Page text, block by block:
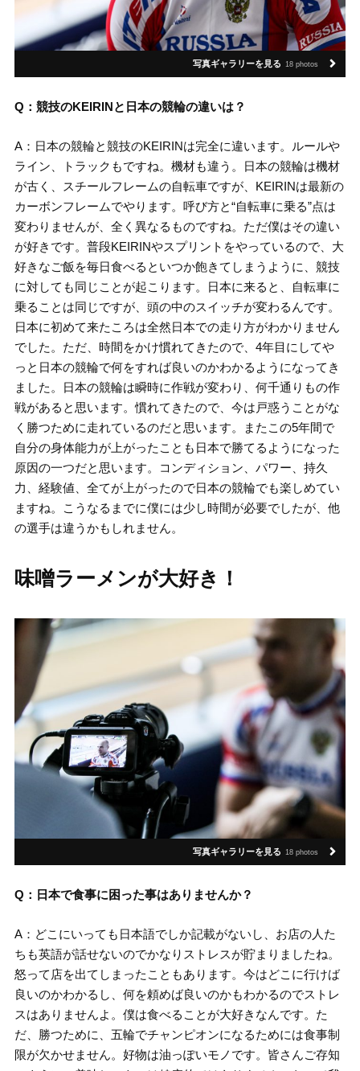
写真ギャラリーを見る 18 photos
Q：競技のKEIRINと日本の競輪の違いは？
A：日本の競輪と競技のKEIRINは完全に違います。ルールや
ライン、トラックもですね。機材も違う。日本の競輪は機材
が古く、スチールフレームの自転車ですが、KEIRINは最新の
カーボンフレームでやります。呼び方と“自転車に乗る”点は
変わりませんが、全く異なるものですね。ただ僕はその違い
が好きです。普段KEIRINやスプリントをやっているので、大
好きなご飯を毎日食べるといつか飽きてしまうように、競技
に対しても同じことが起こります。日本に来ると、自転車に
乗ることは同じですが、頭の中のスイッチが変わるんです。
日本に初めて来たころは全然日本での走り方がわかりません
でした。ただ、時間をかけ慣れてきたので、4年目にしてや
っと日本の競輪で何をすれば良いのかわかるようになってき
ました。日本の競輪は瞬時に作戦が変わり、何千通りもの作
戦があると思います。慣れてきたので、今は戸惑うことがな
く勝つために走れているのだと思います。またこの5年間で
自分の身体能力が上がったことも日本で勝てるようになった
原因の一つだと思います。コンディション、パワー、持久
力、経験値、全てが上がったので日本の競輪でも楽しめてい
ますね。こうなるまでに僕には少し時間が必要でしたが、他
の選手は違うかもしれません。
味噌ラーメンが大好き！
写真ギャラリーを見る 18 photos
Q：日本で食事に困った事はありませんか？
A：どこにいっても日本語でしか記載がないし、お店の人た
ちも英語が話せないのでかなりストレスが貯まりましたね。
怒って店を出てしまったこともあります。今はどこに行けば
良いのかわかるし、何を頼めば良いのかもわかるのでストレ
スはありませんよ。僕は食べることが大好きなんです。た
だ、勝つために、五輪でチャンピオンになるためには食事制
限が欠かせません。好物は油っぽいモノです。皆さんご存知